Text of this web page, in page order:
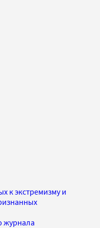
к экстремизму и
журнала